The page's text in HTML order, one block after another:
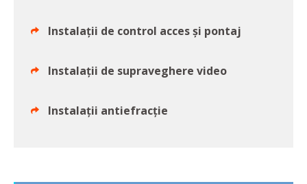
Instalații de control acces și pontaj
Instalații de supraveghere video
Instalații antiefracție